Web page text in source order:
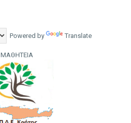
Powered by Translate
ΜΑΘΗΤΕΙΑ